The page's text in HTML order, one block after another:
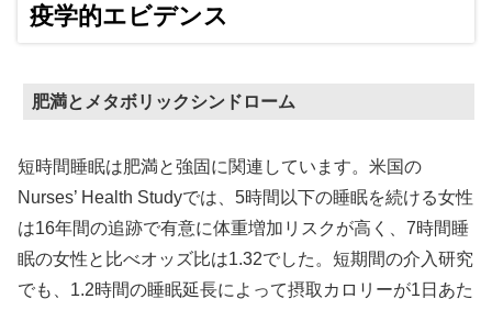
疫学的エビデンス
肥満とメタボリックシンドローム
短時間睡眠は肥満と強固に関連しています。米国の
Nurses’ Health Studyでは、5時間以下の睡眠を続ける女性
は16年間の追跡で有意に体重増加リスクが高く、7時間睡
眠の女性と比べオッズ比は1.32でした。短期間の介入研究
でも、1.2時間の睡眠延長によって摂取カロリーが1日あた